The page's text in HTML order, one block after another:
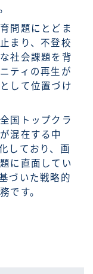
問題にとどま
まり、不登校
社会課題を背
ティの再生が
して位置づけ
国トップクラ
混在する中
しており、画
に直面してい
づいた戦略的
です。